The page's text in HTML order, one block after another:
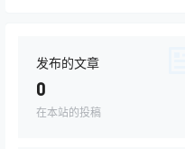
发布的文章
0
在本站的投稿